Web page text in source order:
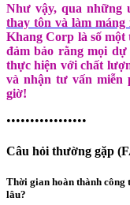
Như vậy, qua những
thay tôn và làm
Khang Corp là số một
đảm bảo rằng mọi
thực hiện với chất
và nhận tư vấn miễn
giờ!
•••••••••••••••••
Câu hỏi thường gặp
Thời gian hoàn thành
lâu?